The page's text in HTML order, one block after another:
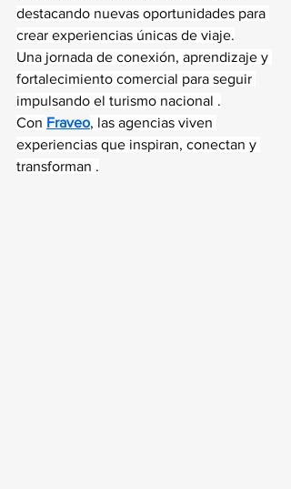
destacando nuevas oportunidades para
crear experiencias únicas de viaje.
Una jornada de conexión, aprendizaje y
fortalecimiento comercial para seguir
impulsando el turismo nacional .
Con Fraveo, las agencias viven
experiencias que inspiran, conectan y
transforman .